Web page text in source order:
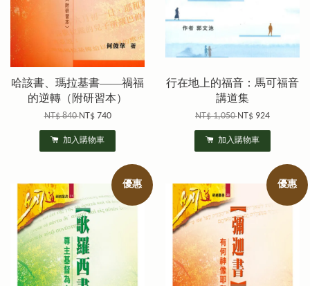
哈該書、瑪拉基書——禍福
的逆轉（附研習本）
NT$ 840NT$ 740
加入購物車
行在地上的福音：馬可福音
講道集
NT$ 1,050NT$ 924
加入購物車
優惠 優惠